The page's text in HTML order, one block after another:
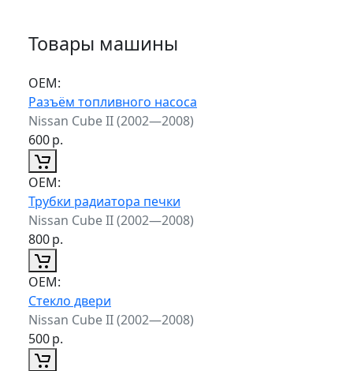
Товары машины
ОЕМ:
Разъём топливного насоса
Nissan Cube II (2002—2008)
600р.
ОЕМ:
Трубки радиатора печки
Nissan Cube II (2002—2008)
800р.
ОЕМ:
Стекло двери
Nissan Cube II (2002—2008)
500р.